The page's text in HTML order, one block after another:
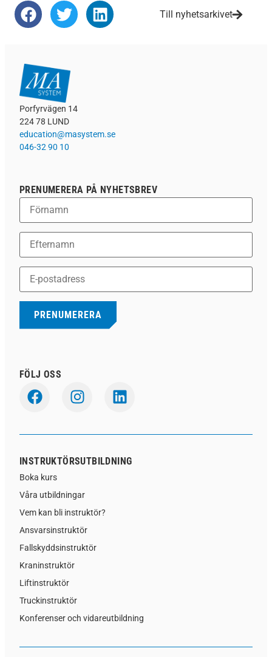
Till nyhetsarkivet
Porfyrvägen 14
224 78 LUND
education@masystem.se
046-32 90 10
PRENUMERERA PÅ NYHETSBREV
FÖLJ OSS
INSTRUKTÖRSUTBILDNING
Boka kurs
Våra utbildningar
Vem kan bli instruktör?
Ansvarsinstruktör
Fallskyddsinstruktör
Kraninstruktör
Liftinstruktör
Truckinstruktör
Konferenser och vidareutbildning